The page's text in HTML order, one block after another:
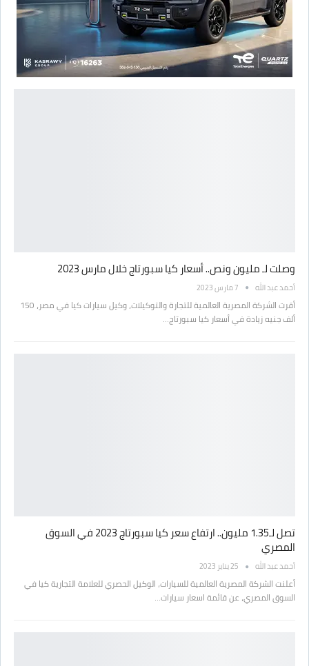
وصلت لـ مليون ونص.. أسعار كيا سبورتاج خلال مارس 2023
أحمد عبد الله 7 مارس 2023
أقرت الشركة المصرية العالمية للتجارة والتوكيلات، وكيل سيارات كيا في مصر، 150
ألف جنيه زيادة في أسعار كيا سبورتاج…
تصل لـ1.35 مليون.. ارتفاع سعر كيا سبورتاج 2023 في السوق
المصري
أحمد عبد الله 25 يناير 2023
أعلنت الشركة المصرية العالمية للسيارات، الوكيل الحصري للعلامة التجارية كيا في
السوق المصري، عن قائمة اسعار سيارات…